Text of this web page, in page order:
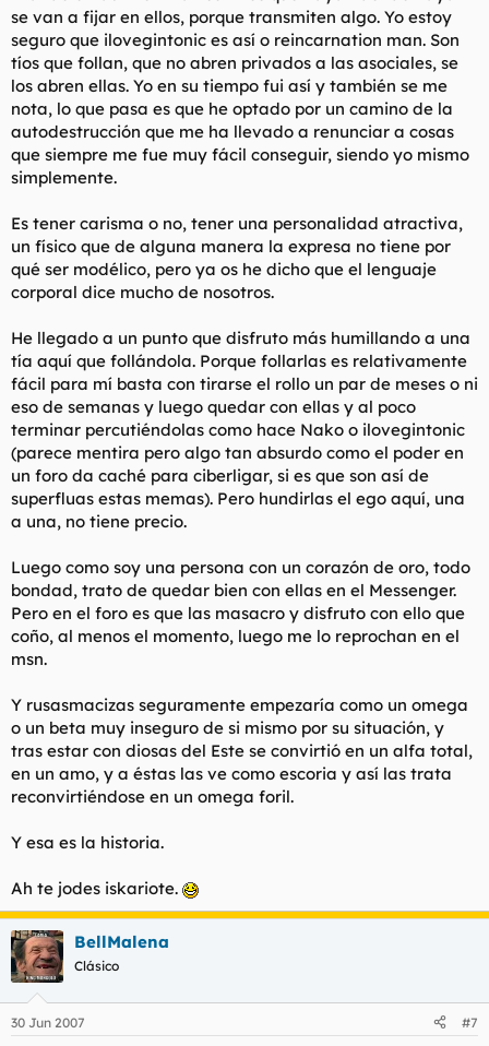
los hombres para ganar las discusiones). Y esto NO es porque
estés haciendo lo que es mejor solamente para ti (algo que a
las mujeres si se las aplaude y anima a hacer a todas horas),
sino porque no estás haciendo lo que es mejor para ELLA. En el
lenguaje de las mujeres, a un hombre que hace las cosas PARA
SU PROPIO BENEFICIO se le define como un "perdedor" o un
"cabrón". Así que la próxima vez que una mujer te llame algo
de eso, tomátelo como un cumplido.
PASA DE LO QUE DIGAN LAS MUJERES Y PRESTA ATENCIÓN A
Las mujeres dicen una cosa, piensan otra, y hacen una tercera
completamente diferente.
Muchos chicos cometen el error de escuchar los consejos
QUE HABLAN, y te ENCAMINARAN POR EL MAL CAMINO. Te
contarán lo que SE CREEN que quieren, en vez de aquello a lo
que en realidad RESPONDEN. Además, gran parte de la
experiencia sexual femenina ES la inabilidad de admitir estas
cosas PORQUE derivan placer sexual de sentirse abrumadas
por hombres que sepan.
Tampoco les pidas consejos a los hombres casados. A la miseria
le gusta la compañia. Hay tantos hombres que sufren en
silencio. Les encantaria contarte la verdad, pero tienen tanto
miedo de lo que les harian sus mujeres y las repercusiones, que
agradecer que haya cosas como el futbol y la cerveza para
tenerlos atontados. Tienen que vivir en negación porque si
reflexionaran por un momento acerca de la verdad, estarían
cogiendo el telefono para llamar a un psiquiatra. La mayoría
de los hombres casados están castrados sin remedio. Sus
He empezado a desarrollar una sana mezcla de pena y
aversión por muchos de los hombres casados que conozco. No
son más que perros vencidos y sometidos a base de palos. Son
extremadamente patéticos y tan abusados emocionalmente
por sus esposas que se han rendido. Y luego se atraven a
tener esa misma mirada de perro colocado que tienes tu?
emocional y financiera? ¿Para recibir de nuevo otra paliza
emocional con mi mujer informándome de lo inadecuado que
soy justo antes de que me rechace un polvo? Para que al llegar
a casa de mi curro, dónde me las tengo que ver con mujeres
maliciosas, traicioneras, superficiales y vengativas, tenga que
aguantar a mi mi mujer hablando de todas las mujeres
traicioneras, superficiales, y vengativas que ella tiene que
aguntar... o mejor aún venir a casa a vérmelas con una mujer
se van a fijar en ellos, porque transmiten algo. Yo estoy
seguro que ilovegintonic es así o reincarnation man. Son
tíos que follan, que no abren privados a las asociales, se
los abren ellas. Yo en su tiempo fui así y también se me
nota, lo que pasa es que he optado por un camino de la
autodestrucción que me ha llevado a renunciar a cosas
que siempre me fue muy fácil conseguir, siendo yo mismo
simplemente.
Es tener carisma o no, tener una personalidad atractiva,
un físico que de alguna manera la expresa no tiene por
qué ser modélico, pero ya os he dicho que el lenguaje
corporal dice mucho de nosotros.
He llegado a un punto que disfruto más humillando a una
tía aquí que follándola. Porque follarlas es relativamente
fácil para mí basta con tirarse el rollo un par de meses o ni
eso de semanas y luego quedar con ellas y al poco
terminar percutiéndolas como hace Nako o ilovegintonic
(parece mentira pero algo tan absurdo como el poder en
un foro da caché para ciberligar, si es que son así de
superfluas estas memas). Pero hundirlas el ego aquí, una
a una, no tiene precio.
Luego como soy una persona con un corazón de oro, todo
bondad, trato de quedar bien con ellas en el Messenger.
Pero en el foro es que las masacro y disfruto con ello que
coño, al menos el momento, luego me lo reprochan en el
msn.
Y rusasmacizas seguramente empezaría como un omega
o un beta muy inseguro de si mismo por su situación, y
tras estar con diosas del Este se convirtió en un alfa total,
en un amo, y a éstas las ve como escoria y así las trata
reconvirtiéndose en un omega foril.
Y esa es la historia.
Ah te jodes iskariote.
BellMalena
Clásico
30 Jun 2007 #7